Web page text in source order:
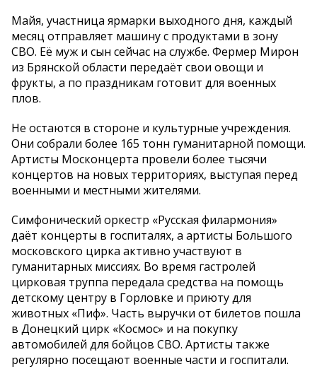
Майя, участница ярмарки выходного дня, каждый
месяц отправляет машину с продуктами в зону
СВО. Её муж и сын сейчас на службе. Фермер Мирон
из Брянской области передаёт свои овощи и
фрукты, а по праздникам готовит для военных
плов.
Не остаются в стороне и культурные учреждения.
Они собрали более 165 тонн гуманитарной помощи.
Артисты Москонцерта провели более тысячи
концертов на новых территориях, выступая перед
военными и местными жителями.
Симфонический оркестр «Русская филармония»
даёт концерты в госпиталях, а артисты Большого
московского цирка активно участвуют в
гуманитарных миссиях. Во время гастролей
цирковая труппа передала средства на помощь
детскому центру в Горловке и приюту для
животных «Пиф». Часть выручки от билетов пошла
в Донецкий цирк «Космос» и на покупку
автомобилей для бойцов СВО. Артисты также
регулярно посещают военные части и госпитали.